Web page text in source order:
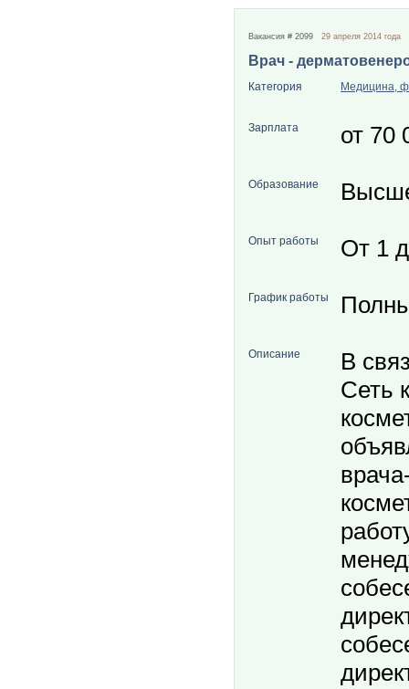
Вакансия # 2099 29 апреля 2014 года
Врач -
Категория Медицина,
Зарплата от 70
Образование
Опыт работы От 1
График работы
Описание
В
Сеть